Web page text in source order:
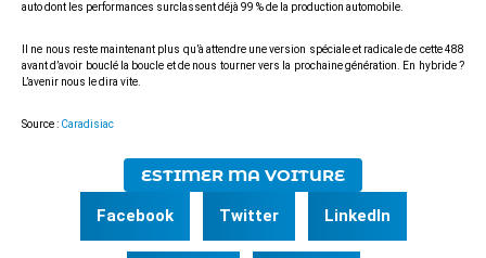
auto dont les performances surclassent déjà 99 % de la production automobile.
Il ne nous reste maintenant plus qu’à attendre une version spéciale et radicale de cette 488
avant d’avoir bouclé la boucle et de nous tourner vers la prochaine génération. En hybride ?
L’avenir nous le dira vite.
Source : Caradisiac
ESTIMER MA VOITURE
Facebook Twitter LinkedIn